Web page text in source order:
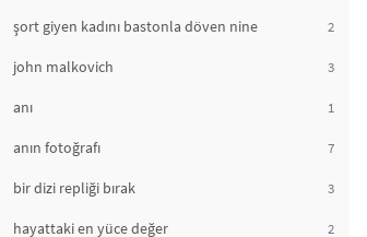
şort giyen kadını bastonla döven nine 2
john malkovich 3
anı 1
anın fotoğrafı 7
bir dizi repliği bırak 3
hayattaki en yüce değer 2